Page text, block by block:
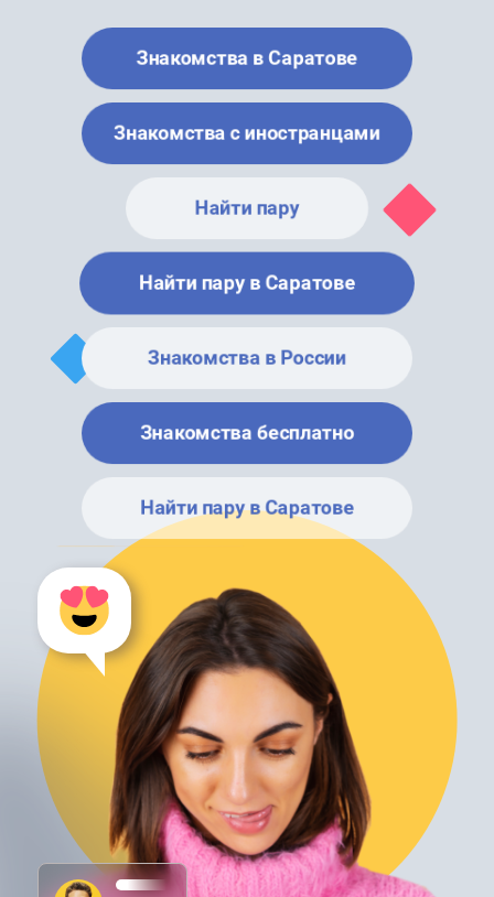
Знакомства в Саратове
Знакомства с иностранцами
Найти пару
Найти пару в Саратове
Знакомства в России
Знакомства бесплатно
Найти пару в Саратове